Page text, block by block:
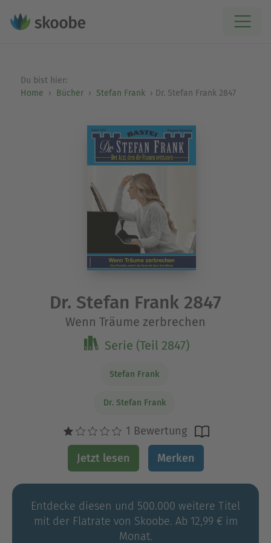
Du bist hier:
Home
Bücher Stefan Frank Dr. Stefan Frank 2847
Dr. Stefan Frank 2847
Wenn Träume zerbrechen
Serie (Teil 2847)
Stefan Frank
Dr. Stefan Frank
1 Bewertung
Jetzt lesen Merken
Entdecke diesen und 500.000 weitere Titel
mit der Flatrate von Skoobe. Ab 12,99 € im
Monat.